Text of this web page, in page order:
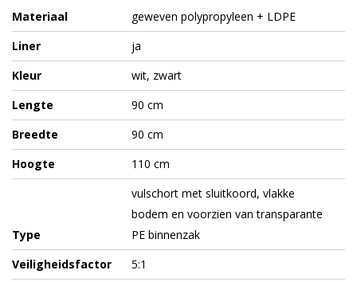
Materiaal
geweven polypropyleen + LDPE
Liner
ja
Kleur
wit, zwart
Lengte
90 cm
Breedte
90 cm
Hoogte
110 cm
Type
vulschort met sluitkoord, vlakke
bodem en voorzien van transparante
PE binnenzak
Veiligheidsfactor
5:1